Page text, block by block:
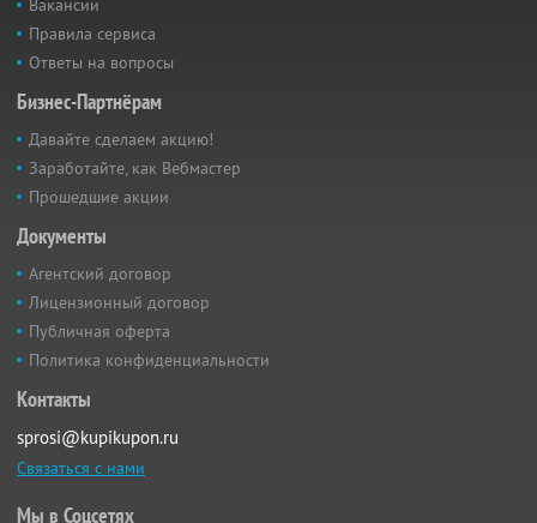
Вакансии
Правила сервиса
Ответы на вопросы
Бизнес-Партнёрам
Давайте сделаем акцию!
Заработайте, как Вебмастер
Прошедшие акции
Документы
Агентский договор
Лицензионный договор
Публичная оферта
Политика конфиденциальности
Контакты
sprosi@kupikupon.ru
Связаться с нами
Мы в Соцсетях